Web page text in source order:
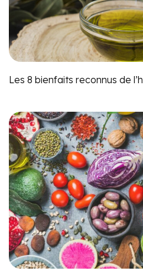
Les 8 bienfaits reconnus de